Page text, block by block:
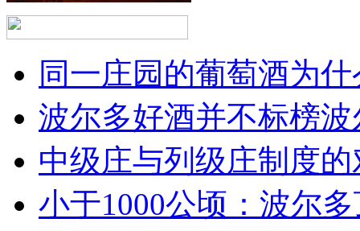
同一庄园的葡萄酒为
波尔多好酒并不标榜
中级庄与列级庄制度
小于1000公顷：波尔